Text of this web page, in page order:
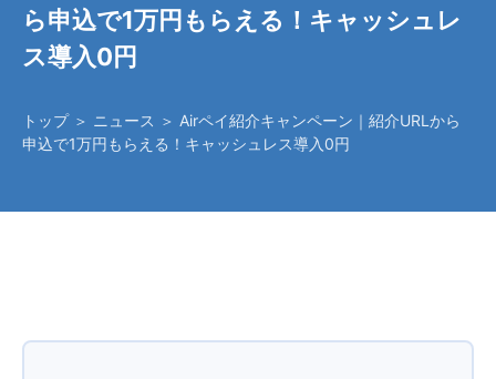
ら申込で1万円もらえる！キャッシュレ
ス導入0円
トップ＞ ニュース ＞ Airペイ紹介キャンペーン｜紹介URLから
申込で1万円もらえる！キャッシュレス導入0円